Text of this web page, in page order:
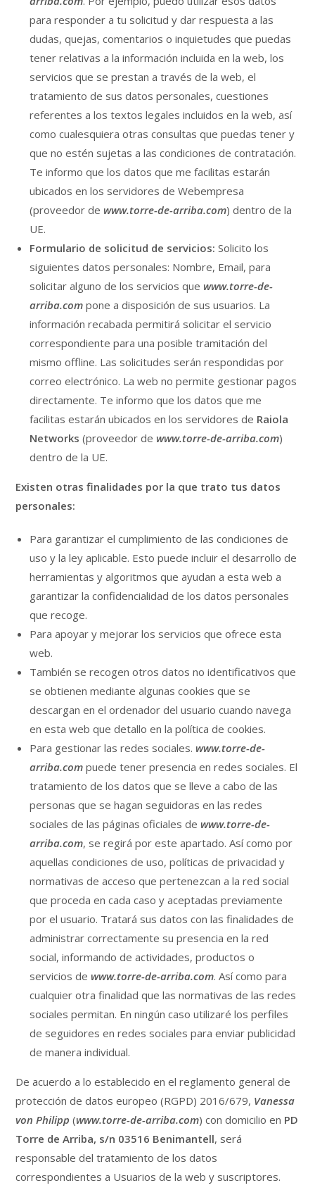
para responder a tu solicitud y dar respuesta a las
dudas, quejas, comentarios o inquietudes que puedas
tener relativas a la información incluida en la web, los
servicios que se prestan a través de la web, el
tratamiento de sus datos personales, cuestiones
referentes a los textos legales incluidos en la web, así
como cualesquiera otras consultas que puedas tener y
que no estén sujetas a las condiciones de contratación.
Te informo que los datos que me facilitas estarán
ubicados en los servidores de Webempresa
(proveedor de www.torre-de-arriba.com) dentro de la
UE.
Formulario de solicitud de servicios: Solicito los
siguientes datos personales: Nombre, Email, para
solicitar alguno de los servicios que www.torre-de-
arriba.com pone a disposición de sus usuarios. La
información recabada permitirá solicitar el servicio
correspondiente para una posible tramitación del
mismo offline. Las solicitudes serán respondidas por
correo electrónico. La web no permite gestionar pagos
directamente. Te informo que los datos que me
facilitas estarán ubicados en los servidores de Raiola
Networks (proveedor de www.torre-de-arriba.com)
dentro de la UE.
Existen otras finalidades por la que trato tus datos
personales:
Para garantizar el cumplimiento de las condiciones de
uso y la ley aplicable. Esto puede incluir el desarrollo de
herramientas y algoritmos que ayudan a esta web a
garantizar la confidencialidad de los datos personales
que recoge.
Para apoyar y mejorar los servicios que ofrece esta
web.
También se recogen otros datos no identificativos que
se obtienen mediante algunas cookies que se
descargan en el ordenador del usuario cuando navega
en esta web que detallo en la política de cookies.
Para gestionar las redes sociales. www.torre-de-
arriba.com puede tener presencia en redes sociales. El
tratamiento de los datos que se lleve a cabo de las
personas que se hagan seguidoras en las redes
sociales de las páginas oficiales de www.torre-de-
arriba.com, se regirá por este apartado. Así como por
aquellas condiciones de uso, políticas de privacidad y
normativas de acceso que pertenezcan a la red social
que proceda en cada caso y aceptadas previamente
por el usuario. Tratará sus datos con las finalidades de
administrar correctamente su presencia en la red
social, informando de actividades, productos o
servicios de www.torre-de-arriba.com. Así como para
cualquier otra finalidad que las normativas de las redes
sociales permitan. En ningún caso utilizaré los perfiles
de seguidores en redes sociales para enviar publicidad
de manera individual.
De acuerdo a lo establecido en el reglamento general de
protección de datos europeo (RGPD) 2016/679, Vanessa
von Philipp (www.torre-de-arriba.com) con domicilio en PD
Torre de Arriba, s/n 03516 Benimantell, será
responsable del tratamiento de los datos
correspondientes a Usuarios de la web y suscriptores.